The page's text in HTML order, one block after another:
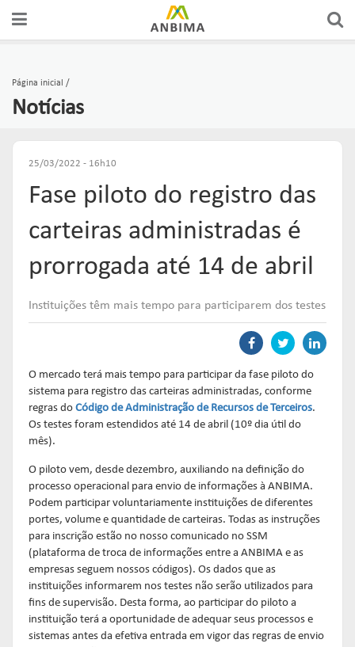
GOVERNANÇA
ASSOCIADOS
COMUNICADOS OFICIAIS
INSTITUCIONAL
governança
DIRETORIA
associados
LISTA DE ASSOCIADOS
publicações
NOTÍCIAS
FERRAMENTAS
ESTATÍSTICAS
RANKINGS
INFORMAR
Links mais acessados:
estatísticas
CONSOLIDADO DIÁRIO DE
FUNDOS
estatísticas
PROJEÇÕES IPCA E IGP-M
fundos de investimentos
ENVIO DE DADOS
GRUPOS CONSULTIVOS
REDES
FÓRUNS DE APOIO
REPRESENTAR
fóruns de representação
GESTÃO DE FUNDOS
ESTRUTURADOS
grupos consultivos permanentes
MACROECONÔMICO
documentos
NOTÍCIAS
documentos
BIBLIOTECA DE
DOCUMENTOS
CÓDIGOS
SUPERVISÃO
SOLICITAÇÕES & SERVIÇOS
AUTORREGULAR
autorregulação
INSTITUIÇÕES
AUTORREGULADAS
solicitações
HABILITAÇÃO DE
ADMINISTRADORES
códigos
COMO ADERIR
sistemas
SSM
CURSOS
EDUCAÇÃO DO INVESTIDOR
Links mais acessados:
ANBIMA EDU
CPA-10, CPA-20 E CEA
entenda o compromisso
EDUCAR
Página inicial
Notícias
25/03/2022 - 16h10
Fase piloto do registro das
carteiras administradas é
prorrogada até 14 de abril
Instituições têm mais tempo para participarem dos testes
O mercado terá mais tempo para participar da fase piloto do
sistema para registro das carteiras administradas, conforme
regras do Código de Administração de Recursos de Terceiros.
Os testes foram estendidos até 14 de abril (10º dia útil do
mês).
O piloto vem, desde dezembro, auxiliando na definição do
processo operacional para envio de informações à ANBIMA.
Podem participar voluntariamente instituições de diferentes
portes, volume e quantidade de carteiras. Todas as instruções
para inscrição estão no nosso comunicado no SSM
(plataforma de troca de informações entre a ANBIMA e as
empresas seguem nossos códigos). Os dados que as
instituições informarem nos testes não serão utilizados para
fins de supervisão. Desta forma, ao participar do piloto a
instituição terá a oportunidade de adequar seus processos e
sistemas antes da efetiva entrada em vigor das regras de envio